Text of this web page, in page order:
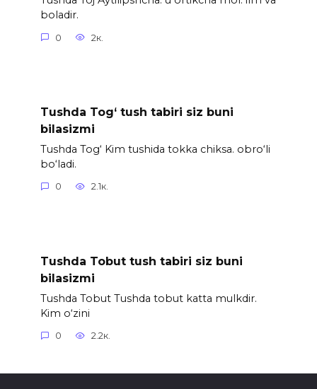
boladir.
0 2к.
Tushda Tog‘ tush tabiri siz buni
bilasizmi
Tushda Tog‘ Kim tushida tokka chiksa. obro‘li
bo‘ladi.
0 2.1к.
Tushda Tobut tush tabiri siz buni
bilasizmi
Tushda Tobut Tushda tobut katta mulkdir.
Kim o‘zini
0 2.2к.